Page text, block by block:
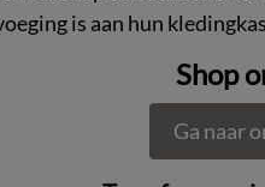
is aan hun
Shop
Ga naar